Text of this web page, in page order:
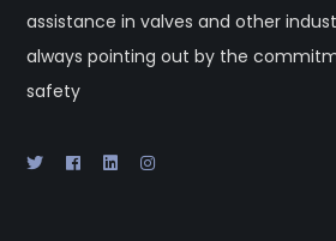
assistance in valves and other
always pointing out by the
safety